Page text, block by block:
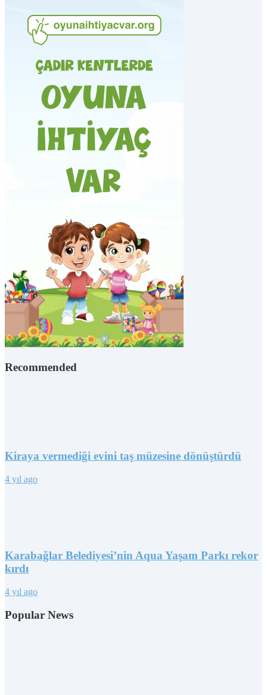
Recommended
Kiraya vermediği evini taş müzesine dönüştürdü
4 yıl ago
Karabağlar Belediyesi’nin Aqua Yaşam Parkı rekor
kırdı
4 yıl ago
Popular News